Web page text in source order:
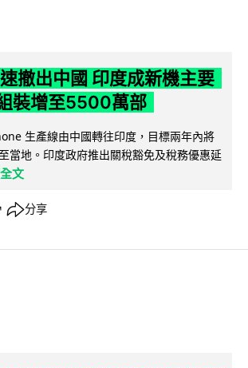
撤出中國 印度成新機主要
裝增至5500萬部
生產線由中國轉往印度，目標兩年內將
當地。印度政府推出關稅豁免及稅務優惠延
文
分享